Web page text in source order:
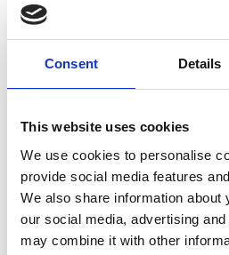
Consent Details
This website uses cookies
We use cookies to personalise
provide social media features
We also share information about
our social media, advertising
may combine it with other
Merk
Type KD708
Groep